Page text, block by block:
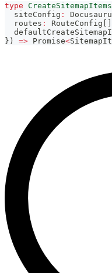
type
  siteConfig
:
  routes
: RouteConfig
} ) => Promise<